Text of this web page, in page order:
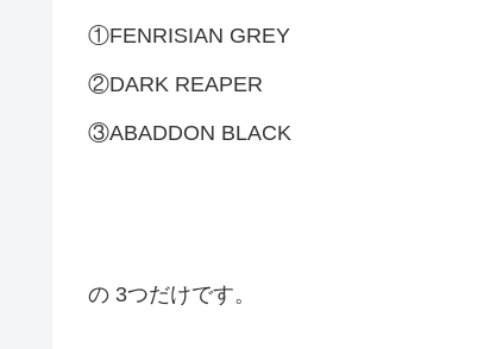
①FENRISIAN GREY
②DARK REAPER
③ABADDON BLACK
の 3つだけです。